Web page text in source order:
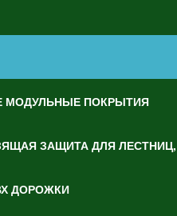
МОДУЛЬНЫЕ ПОКРЫТИЯ
ЗАЩИТА ДЛЯ
ДОРОЖКИ